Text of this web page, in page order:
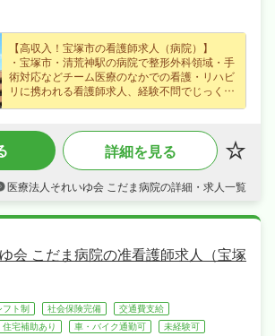
【高収入！宝塚市の看護師求人（病院）】
・宝塚市・清荒神駅の病院で整形外科領域・手
術対応などチーム医療のなかでの看護・リハビ
リに携われる看護師求人、経験不問でじっくり
など各種手当・昇給ありなど好待遇で、月給
30.6万円〜の正社員求人、長期的に安定したキ
ャリアを築けます☆
すい職場です☆
社宅制度ありで、あなたの「働きたい」を全力
詳細を見る
医療法人それいゆ会 こだま病院の詳細・求人一覧
会 こだま病院の准看護師求人（宝塚
フト制 社会保険完備
交通費支給
住宅補助あり 車・バイク通勤可
未経験可